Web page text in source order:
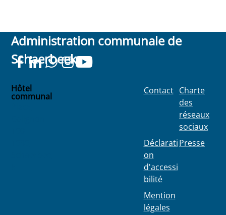
Administration communale de
Schaerbeek
Hôtel
communal
Contact
Déclarati
on
d'accessi
bilité
Mention
légales
Charte
des
réseaux
sociaux
Presse